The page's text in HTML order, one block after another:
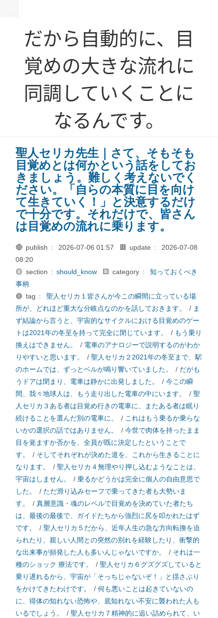
だから自動的に、目
覚めの大きな流れに
同調していくことに
なるんです。
聖人セリカ先生｜さて、そもそも
目覚めとは何かという話をしてお
きましょう。難しく考えないでく
ださい。「自らの本質に目を向け
て生きていく！」と決意するだけ
で十分です。それだけで、皆さん
は目覚めの流れに乗ります。
🔴 publish : 2026-07-06 01:57 🟥 update :
2026-07-08
08:20
🟡 section : should_know 🟨 category :
知っておくべき
事柄
🟢 tag :
聖人セリカ１皆さんが今この瞬間に立っている場
所が、どれほど重大な分岐点なのかを話しておきます。
/ ま
ず結論から言うと、宇宙的なサイクルにおける目覚めのゲー
トは2021年の冬至を持って完全に閉じています。
/ もう乗り
換えはできません。
/ 電車のアナロジーで説明するのがわか
りやすいと思います。
/ 聖人セリカ２2021年の冬至まで、駅
のホームでは、ずっとベルが鳴り響いていました。
/ だがも
うドアは閉まり、電車は静かに出発しました。
/ 今この瞬
間、我々地球人は、もう走り出した電車の中にいます。
/ 聖
人セリカ３ある者は目覚め行きの電車に、またある者は眠り
続けることを選んだ別の電車に。
/ これはもう乗るか乗らな
いかの選択の話ではありません。
/ 今世で肉体を持ったまま
目を覚ますか否かを、全員が既に決定したということで
す。
/ そしてそれぞれが決めた道を、これから生きることに
なります。
/ 聖人セリカ４無理やり押し込むようなことは、
宇宙はしません。
/ 乗るかどうかは完全に個人の自由意思で
した。
/ ただ滑り込みセーフで乗ってきた者も大勢いま
す。
/ 真層意識・魂のレベルで目覚めを決めていた者たち
は、最後の最後で、ガイドたちから強烈に尻を叩かれたはず
です。
/ 聖人セリカ５だから、近年人生の急な方向転換を迫
られたり、親しい人間との突然の別れを経験したり、衝撃的
な出来事が頻発した人も多いんじゃないですか。
/ それは一
種のショック 療法です。
/ 聖人セリカ６グズグズしていると
乗り遅れるから、宇宙が「そっちじゃないぞ！」と揺さぶり
をかけてきたわけです。
/ 何も悪いことは起きていないの
に、得体の知れない恐怖や、底知れない不安に襲われた人も
いるでしょう。
/ 聖人セリカ７精神的に追い詰められて、い